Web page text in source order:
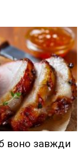
воно завжди